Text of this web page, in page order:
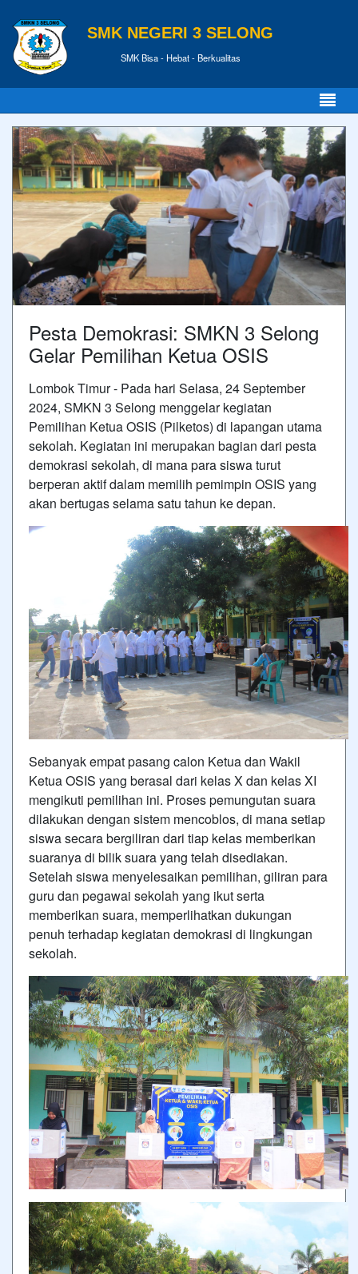
SMK NEGERI 3 SELONG
SMK Bisa - Hebat - Berkualitas
Pesta Demokrasi: SMKN 3 Selong
Gelar Pemilihan Ketua OSIS
Lombok Timur - Pada hari Selasa, 24 September
2024, SMKN 3 Selong menggelar kegiatan
Pemilihan Ketua OSIS (Pilketos) di lapangan utama
sekolah. Kegiatan ini merupakan bagian dari pesta
demokrasi sekolah, di mana para siswa turut
berperan aktif dalam memilih pemimpin OSIS yang
akan bertugas selama satu tahun ke depan.
Sebanyak empat pasang calon Ketua dan Wakil
Ketua OSIS yang berasal dari kelas X dan kelas XI
mengikuti pemilihan ini. Proses pemungutan suara
dilakukan dengan sistem mencoblos, di mana setiap
siswa secara bergiliran dari tiap kelas memberikan
suaranya di bilik suara yang telah disediakan.
Setelah siswa menyelesaikan pemilihan, giliran para
guru dan pegawai sekolah yang ikut serta
memberikan suara, memperlihatkan dukungan
penuh terhadap kegiatan demokrasi di lingkungan
sekolah.